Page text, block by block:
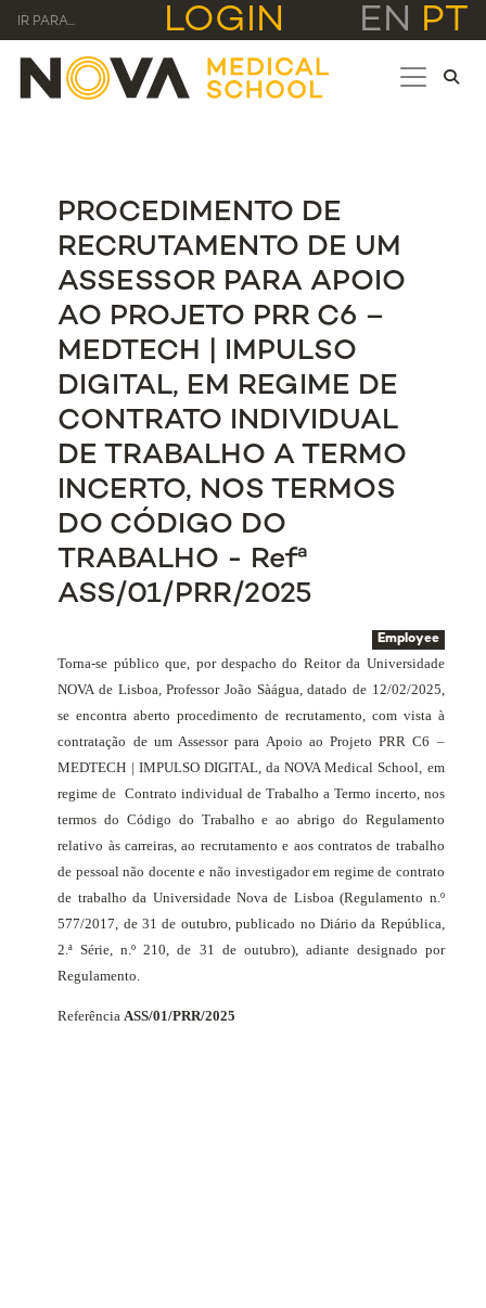
IR PARA... LOGIN EN PT
PROCEDIMENTO DE
RECRUTAMENTO DE UM
ASSESSOR PARA APOIO
AO PROJETO PRR C6 –
MEDTECH | IMPULSO
DIGITAL, EM REGIME DE
CONTRATO INDIVIDUAL
DE TRABALHO A TERMO
INCERTO, NOS TERMOS
DO CÓDIGO DO
TRABALHO - Refª
ASS/01/PRR/2025
Employee
Torna-se público que, por despacho do Reitor da Universidade
NOVA de Lisboa, Professor João Sàágua, datado de 12/02/2025,
se encontra aberto procedimento de recrutamento, com vista à
contratação de um Assessor para Apoio ao Projeto PRR C6 –
MEDTECH | IMPULSO DIGITAL, da NOVA Medical School, em
regime de Contrato individual de Trabalho a Termo incerto, nos
termos do Código do Trabalho e ao abrigo do Regulamento
relativo às carreiras, ao recrutamento e aos contratos de trabalho
de pessoal não docente e não investigador em regime de contrato
de trabalho da Universidade Nova de Lisboa (Regulamento n.º
577/2017, de 31 de outubro, publicado no Diário da República,
2.ª Série, n.º 210, de 31 de outubro), adiante designado por
Regulamento.
ReferênciaASS/01/PRR/2025